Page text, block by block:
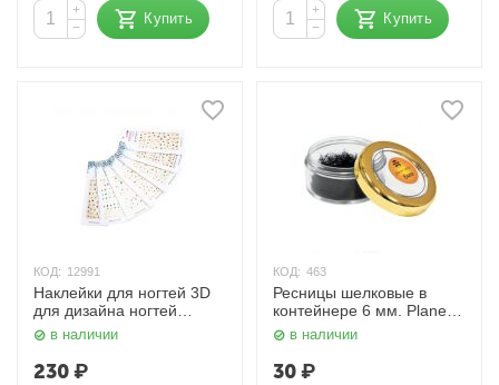
+
−
Купить
+
−
Купить
КОД: 12991
Наклейки для ногтей 3D
для дизайна ногтей
Planet Nails
в наличии
230₽
КОД: 463
Ресницы шелковые в
контейнере 6 мм. Planet
Nailsв наличии
30₽